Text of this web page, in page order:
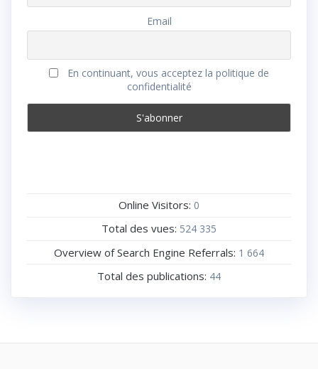
Email
En continuant, vous acceptez la politique de
confidentialité
Online Visitors: 0
Total des vues: 524 335
Overview of Search Engine Referrals: 1 664
Total des publications: 44